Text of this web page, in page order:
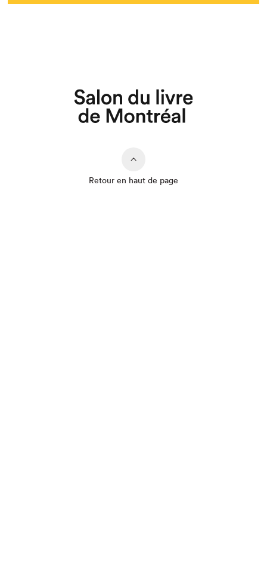
Retour en haut de page